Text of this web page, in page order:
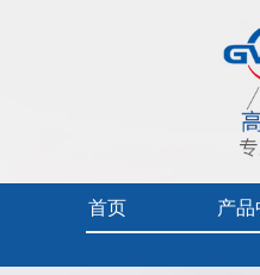
首页 产
首页> 产品中心 >实验